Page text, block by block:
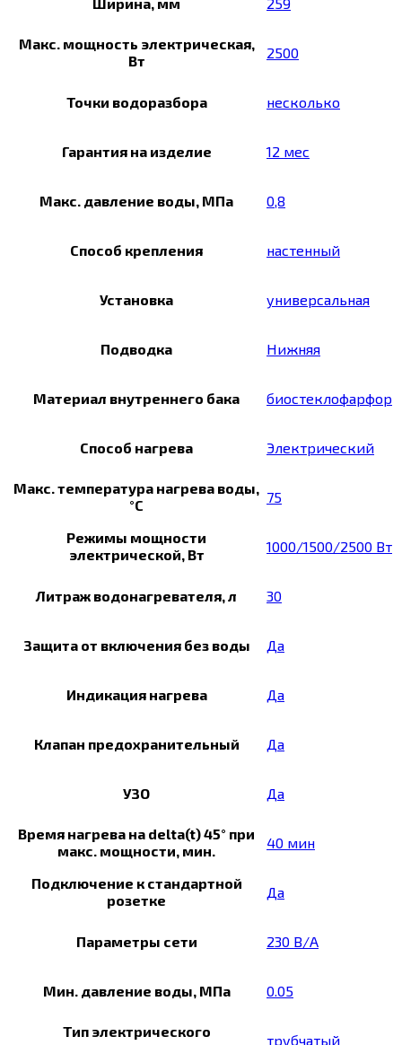
Макс. мощность электрическая,
Вт
2500
Точки водоразбора несколько
Гарантия на изделие 12 мес
Макс. давление воды, МПа 0,8
Способ крепления настенный
Установка универсальная
Подводка Нижняя
Материал внутреннего бака биостеклофарфор
Способ нагрева Электрический
Макс. температура нагрева воды,
°С
75
Режимы мощности
электрической, Вт
1000/1500/2500 Вт
Литраж водонагревателя, л 30
Защита от включения без воды Да
Индикация нагрева Да
Клапан предохранительный Да
УЗО Да
Время нагрева на delta(t) 45° при
макс. мощности, мин.
40 мин
Подключение к стандартной
розетке
Да
Параметры сети 230 В/А
Мин. давление воды, МПа 0.05
Тип электрического
трубчатый